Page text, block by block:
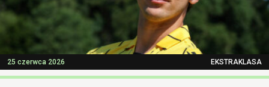
25 czerwca 2026 EKSTRAKLASA